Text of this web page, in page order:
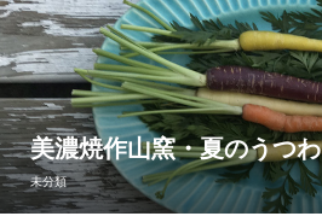
美濃焼作山窯・夏のうつわ
未分類